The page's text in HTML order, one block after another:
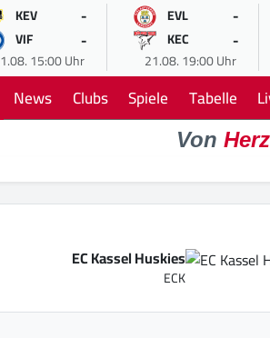
KEV -
VIF -
15:00 Uhr
EVL -
KEC -
21.08. 19:00 Uhr
News Clubs Spiele Tabelle
Von
EC Kassel Huskies
ECK